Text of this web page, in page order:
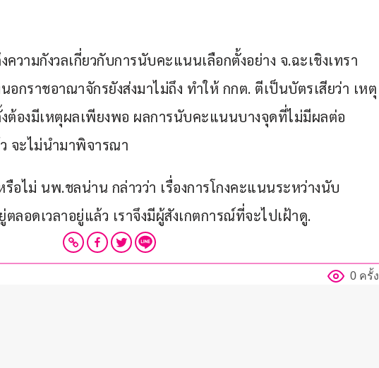
วามกังวลเกี่ยวกับการนับคะแนนเลือกตั้งอย่าง จ.ฉะเชิงเทรา
อกราชอาณาจักรยังส่งมาไม่ถึง ทำให้ กกต. ตีเป็นบัตรเสียว่า เหตุ
งต้องมีเหตุผลเพียงพอ ผลการนับคะแนนบางจุดที่ไม่มีผลต่อ
จะไม่นำมาพิจารณา
รือไม่ นพ.ชลน่าน กล่าวว่า เรื่องการโกงคะแนนระหว่างนับ
ลอดเวลาอยู่แล้ว เราจึงมีผู้สังเกตการณ์ที่จะไปเฝ้าดู.
0 ครั้ง